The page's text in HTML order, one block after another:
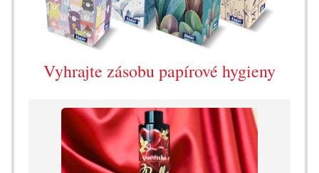
Vyhrajte zásobu papírové hygieny